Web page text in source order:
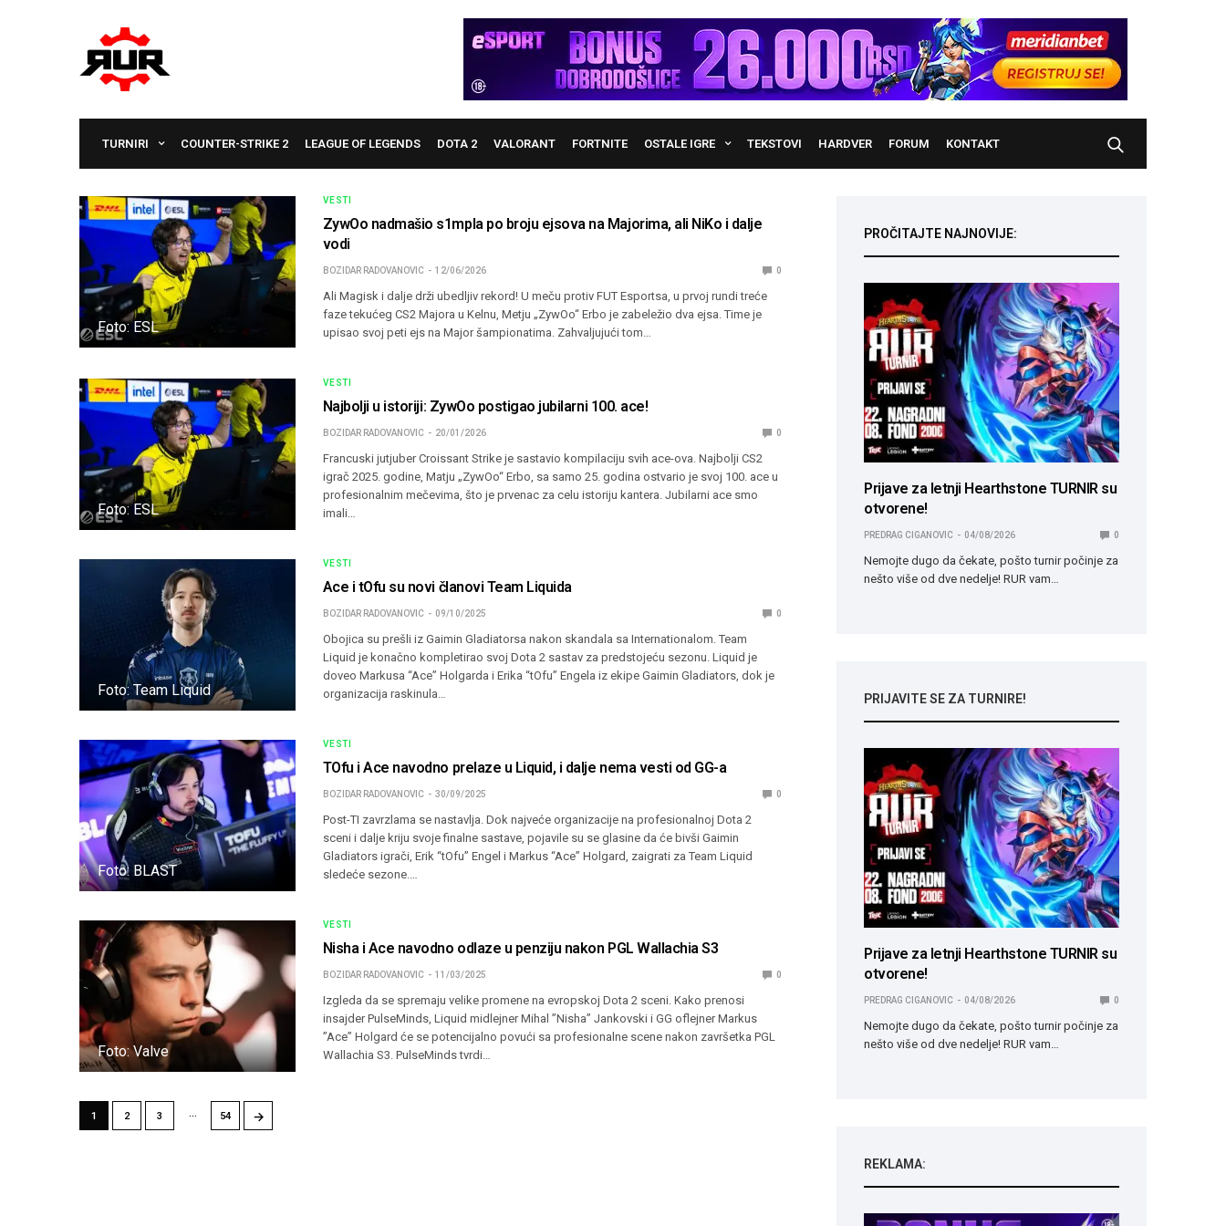
TURNIRI COUNTER-STRIKE 2 LEAGUE OF LEGENDS DOTA 2 VALORANT FORTNITE OSTALE IGRE TEKSTOVI HARDVER FORUM KONTAKT
Foto: ESL
VESTI
ZywOo nadmašio s1mpla po broju ejsova na Majorima, ali NiKo i dalje
vodi
BOZIDAR RADOVANOVIC 12/06/2026 0
Ali Magisk i dalje drži ubedljiv rekord! U meču protiv FUT Esportsa, u prvoj rundi treće
faze tekućeg CS2 Majora u Kelnu, Metju „ZywOo“ Erbo je zabeležio dva ejsa. Time je
upisao svoj peti ejs na Major šampionatima. Zahvaljujući tom…
Foto: ESL
VESTI
Najbolji u istoriji: ZywOo postigao jubilarni 100. ace!
BOZIDAR RADOVANOVIC 20/01/2026 0
Francuski jutjuber Croissant Strike je sastavio kompilaciju svih ace-ova. Najbolji CS2
igrač 2025. godine, Matju „ZywOo“ Erbo, sa samo 25. godina ostvario je svoj 100. ace u
profesionalnim mečevima, što je prvenac za celu istoriju kantera. Jubilarni ace smo
imali…
Foto: Team Liquid
VESTI
Ace i tOfu su novi članovi Team Liquida
BOZIDAR RADOVANOVIC 09/10/2025 0
Obojica su prešli iz Gaimin Gladiatorsa nakon skandala sa Internationalom. Team
Liquid je konačno kompletirao svoj Dota 2 sastav za predstojeću sezonu. Liquid je
doveo Markusa “Ace” Holgarda i Erika “tOfu” Engela iz ekipe Gaimin Gladiators, dok je
organizacija raskinula…
Foto: BLAST
VESTI
TOfu i Ace navodno prelaze u Liquid, i dalje nema vesti od GG-a
BOZIDAR RADOVANOVIC 30/09/2025 0
Post-TI zavrzlama se nastavlja. Dok najveće organizacije na profesionalnoj Dota 2
sceni i dalje kriju svoje finalne sastave, pojavile su se glasine da će bivši Gaimin
Gladiators igrači, Erik “tOfu” Engel i Markus “Ace” Holgard, zaigrati za Team Liquid
sledeće sezone.…
Foto: Valve
VESTI
Nisha i Ace navodno odlaze u penziju nakon PGL Wallachia S3
BOZIDAR RADOVANOVIC 11/03/2025 0
Izgleda da se spremaju velike promene na evropskoj Dota 2 sceni. Kako prenosi
insajder PulseMinds, Liquid midlejner Mihal ”Nisha” Jankovski i GG oflejner Markus
”Ace” Holgard će se potencijalno povući sa profesionalne scene nakon završetka PGL
Wallachia S3. PulseMinds tvrdi…
1 2 3 … 54 →
PROČITAJTE NAJNOVIJE:
Prijave za letnji Hearthstone TURNIR su
otvorene!
PREDRAG CIGANOVIC 04/08/2026 0
Nemojte dugo da čekate, pošto turnir počinje za
nešto više od dve nedelje! RUR vam…
PRIJAVITE SE ZA TURNIRE!
Prijave za letnji Hearthstone TURNIR su
otvorene!
PREDRAG CIGANOVIC 04/08/2026 0
Nemojte dugo da čekate, pošto turnir počinje za
nešto više od dve nedelje! RUR vam…
REKLAMA: